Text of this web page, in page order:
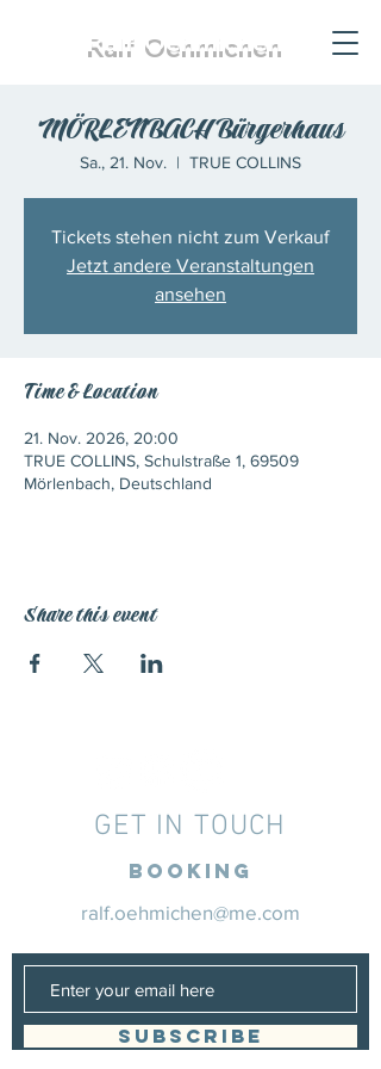
Ralf Oehmichen
MÖRLENBACH Bürgerhaus
Sa., 21. Nov.
  |
TRUE COLLINS
Tickets stehen nicht zum Verkauf
Jetzt andere Veranstaltungen
ansehen
Time & Location
21. Nov. 2026, 20:00
TRUE COLLINS, Schulstraße 1, 69509
Mörlenbach, Deutschland
Share this event
GET IN TOUCH
Booking
ralf.oehmichen@me.com
SUBSCRIBE